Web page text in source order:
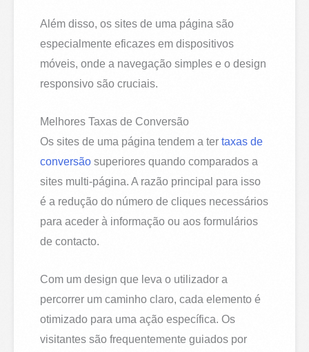
Além disso, os sites de uma página são
especialmente eficazes em dispositivos
móveis, onde a navegação simples e o design
responsivo são cruciais.
Melhores Taxas de Conversão
Os sites de uma página tendem a tertaxas de
conversão superiores quando comparados a
sites multi-página. A razão principal para isso
é a redução do número de cliques necessários
para aceder à informação ou aos formulários
de contacto.
Com um design que leva o utilizador a
percorrer um caminho claro, cada elemento é
otimizado para uma ação específica. Os
visitantes são frequentemente guiados por